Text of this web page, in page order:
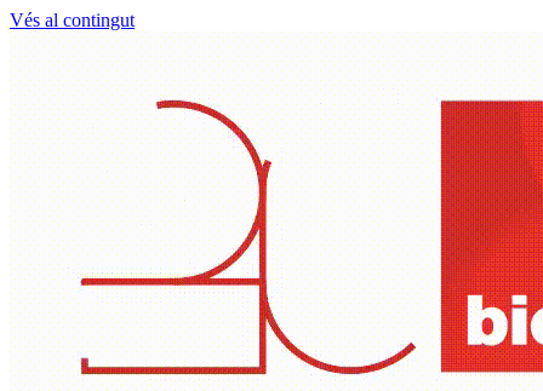
Vés al contingut